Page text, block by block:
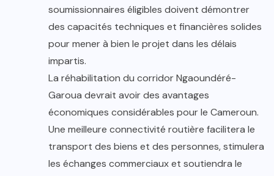
soumissionnaires éligibles doivent démontrer
des capacités techniques et financières solides
pour mener à bien le projet dans les délais
impartis.
La réhabilitation du corridor Ngaoundéré-
Garoua devrait avoir des avantages
économiques considérables pour le Cameroun.
Une meilleure connectivité routière facilitera le
transport des biens et des personnes, stimulera
les échanges commerciaux et soutiendra le